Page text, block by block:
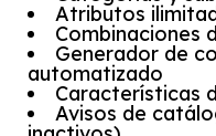
Atributos
Combinaciones
Generador de
automatizado
Características
Avisos de